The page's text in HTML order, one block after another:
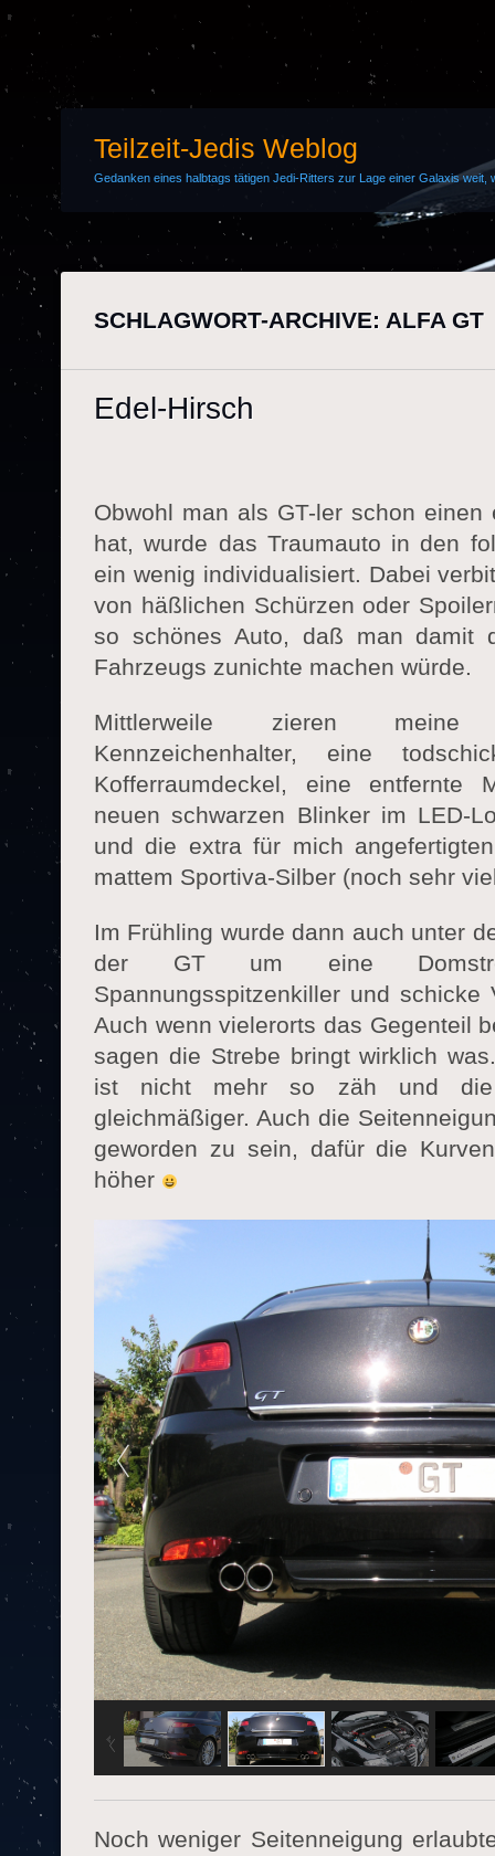
Teilzeit-Jedis Weblog
Gedanken eines halbtags tätigen Jedi-Ritters zur Lage einer Galaxis weit,
SCHLAGWORT-ARCHIVE: ALFA GT
Edel-Hirsch
Obwohl man als GT-ler schon
hat, wurde das Traumauto in den
ein wenig individualisiert. Dabei
von häßlichen Schürzen oder
so schönes Auto, daß man damit
Fahrzeugs zunichte machen würde.
Mittlerweile zieren meine
Kennzeichenhalter, eine
Kofferraumdeckel, eine entfernte
neuen schwarzen Blinker im LED-
und die extra für mich
mattem Sportiva-Silber (noch sehr
Im Frühling wurde dann auch unter
der GT um eine
Spannungsspitzenkiller und schicke
Auch wenn vielerorts das Gegenteil
sagen die Strebe bringt wirklich
ist nicht mehr so zäh und die
gleichmäßiger. Auch die
geworden zu sein, dafür die
höher
Noch weniger Seitenneigung